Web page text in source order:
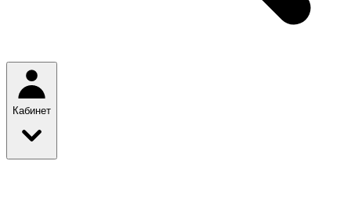
Кабинет